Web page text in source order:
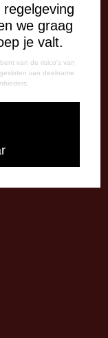
we graag
je valt.
van de risico's van
van deelname